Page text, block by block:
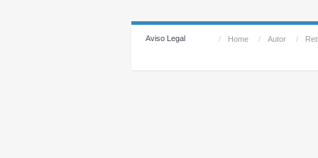
Aviso Legal / Home / Autor /